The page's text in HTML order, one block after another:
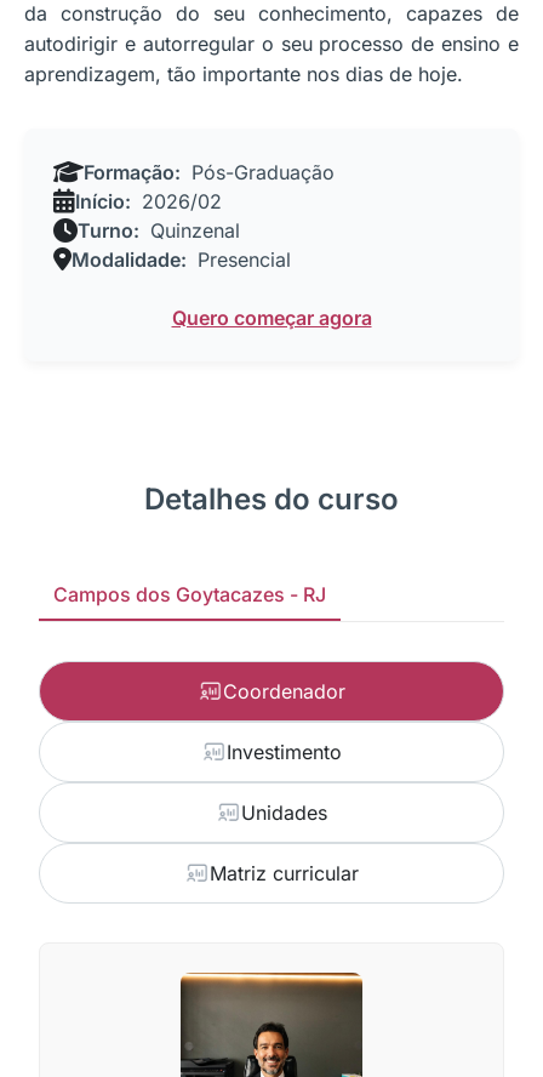
da construção do seu conhecimento, capazes de
autodirigir e autorregular o seu processo de ensino e
aprendizagem, tão importante nos dias de hoje.
Formação: Pós-Graduação
Início: 2026/02
Turno: Quinzenal
Modalidade: Presencial
Quero começar agora
Detalhes do curso
Campos dos Goytacazes - RJ
Coordenador
Investimento
Unidades
Matriz curricular